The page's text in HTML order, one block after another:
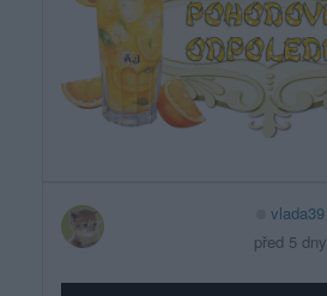
vlada39
před 5 dny